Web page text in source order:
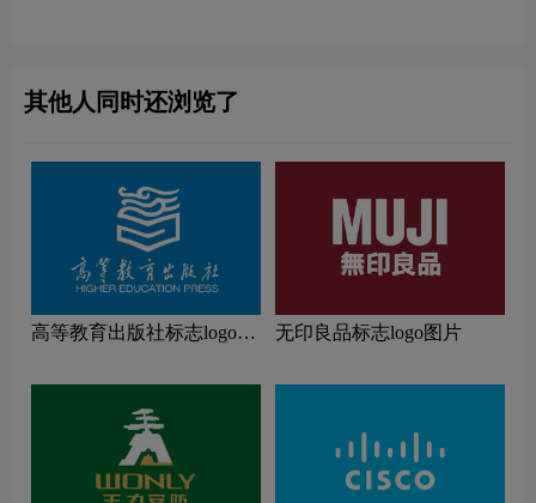
其他人同时还浏览了
高等教育出版社标志logo图
无印良品标志logo图片